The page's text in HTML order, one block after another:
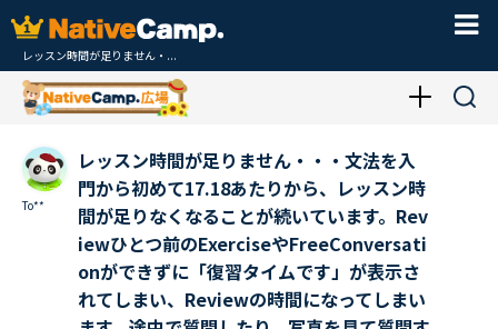
レッスン時間が足りません・...
To**
レッスン時間が足りません・・・文法を入
門から初めて17.18あたりから、レッスン時
間が足りなくなることが続いています。Rev
iewひとつ前のExerciseやFreeConversati
onができずに「復習タイムです」が表示さ
れてしまい、Reviewの時間になってしまい